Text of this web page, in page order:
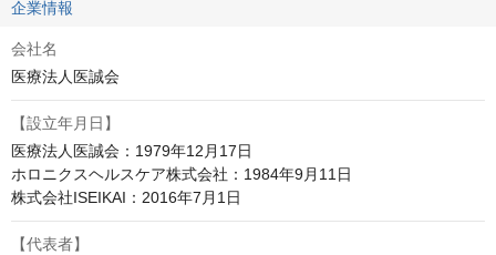
企業情報
会社名
医療法人医誠会
【設立年月日】
医療法人医誠会：1979年12月17日
ホロニクスヘルスケア株式会社：1984年9月11日
株式会社ISEIKAI：2016年7月1日
【代表者】